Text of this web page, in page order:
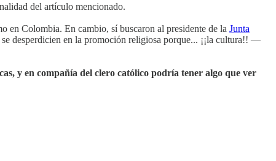
del artículo mencionado.
en Colombia. En cambio, sí buscaron al presidente de la Junta
desperdicien en la promoción religiosa porque... ¡¡la cultura!! —
y en compañía del clero católico podría tener algo que ver